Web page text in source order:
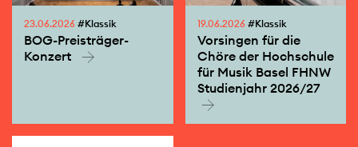
23.06.2026 #Klassik
BOG-Preisträger-
Konzert
19.06.2026#Klassik
Vorsingen für die
Chöre der Hochschule
für Musik Basel FHNW
Studienjahr 2026/27